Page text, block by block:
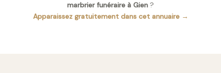
marbrier funéraire à Gien ?
Apparaissez gratuitement dans cet annuaire →